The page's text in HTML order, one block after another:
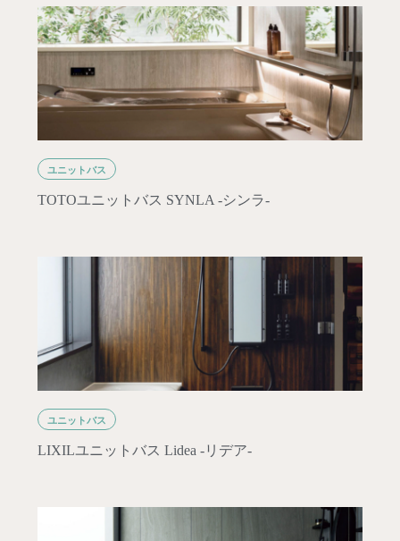
ユニットバス
TOTOユニットバス SYNLA -シンラ-
ユニットバス
LIXILユニットバス Lidea -リデア-